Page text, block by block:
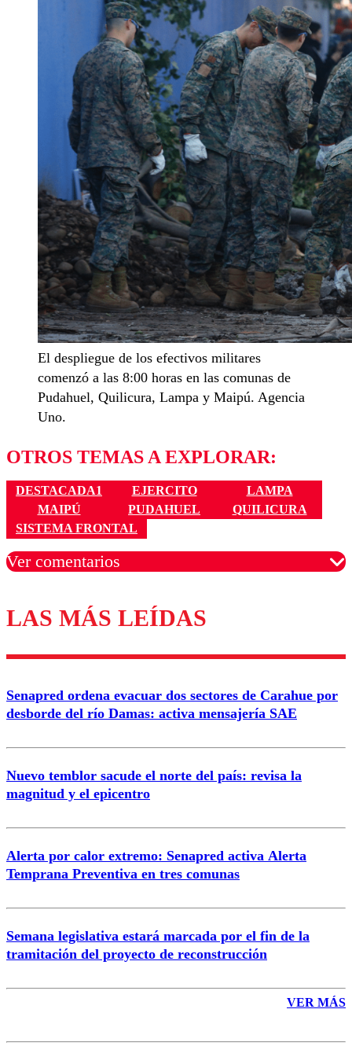
El despliegue de los efectivos militares
comenzó a las 8:00 horas en las comunas de
Pudahuel, Quilicura, Lampa y Maipú. Agencia
Uno.
OTROS TEMAS A EXPLORAR:
DESTACADA1 EJERCITO
LAMPA
MAIPÚ
PUDAHUEL
QUILICURA
SISTEMA FRONTAL
Ver comentarios
Los comentarios son moderados para garantizar un
diálogo respetuoso.
Nombre
Correo
LAS MÁS LEÍDAS
Senapred ordena evacuar dos sectores de Carahue por
desborde del río Damas: activa mensajería SAE
Nuevo temblor sacude el norte del país: revisa la
magnitud y el epicentro
Alerta por calor extremo: Senapred activa Alerta
Temprana Preventiva en tres comunas
Semana legislativa estará marcada por el fin de la
tramitación del proyecto de reconstrucción
VER MÁS